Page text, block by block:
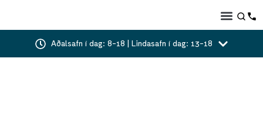
Aðalsafn í dag: 8-18 | Lindasafn í dag: 13-18